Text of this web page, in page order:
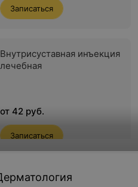
Записаться
Внутрисуставная инъекция
лечебная
от 42 руб.
Записаться
Пункция сустава с/без